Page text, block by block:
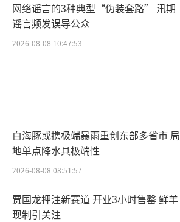
网络谣言的3种典型“伪装套路” 汛期
谣言频发误导公众
2026-08-08 10:47:53
白海豚或携极端暴雨重创东部多省市 局
地单点降水具极端性
2026-08-08 08:51:57
贾国龙押注新赛道 开业3小时售罄 鲜羊
现制引关注